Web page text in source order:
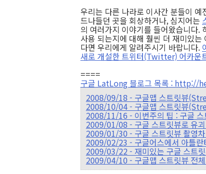
우리는 다른 나라로 이사간 분들이
드나들던 곳을 회상하거나, 심지어는
의 여러가지 이야기를 들어왔습니다.
사용 되는지에 대해 훨씬 더 재미있
다면 우리에게 알려주시기 바랍니다.
새로 개설한 트위터(Twitter) 어카운
====
구글 LatLong 블로그 목록 :
2008/09/18 - 구글맵 스트릿뷰
2008/10/04 - 구글맵 스트릿뷰
2008/11/16 - 이번주의 팁 : 구글 스
2009/01/08 - 구글 스트릿뷰로 유
2009/01/30 - 구글 스트릿뷰 촬영
2009/02/23 - 구글어스에서 아틀란
2009/03/22 - 재미있는 구글 스트
2009/04/10 - 구글맵 스트릿뷰 전